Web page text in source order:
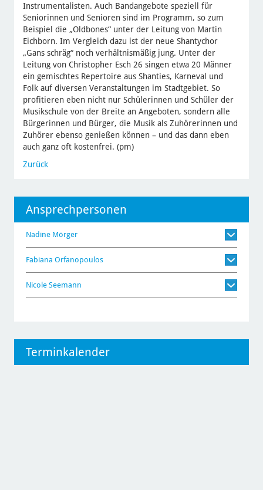
Instrumentalisten. Auch Bandangebote speziell für
Seniorinnen und Senioren sind im Programm, so zum
Beispiel die „Oldbones“ unter der Leitung von Martin
Eichborn. Im Vergleich dazu ist der neue Shantychor
„Gans schräg“ noch verhältnismäßig jung. Unter der
Leitung von Christopher Esch 26 singen etwa 20 Männer
ein gemischtes Repertoire aus Shanties, Karneval und
Folk auf diversen Veranstaltungen im Stadtgebiet. So
profitieren eben nicht nur Schülerinnen und Schüler der
Musikschule von der Breite an Angeboten, sondern alle
Bürgerinnen und Bürger, die Musik als Zuhörerinnen und
Zuhörer ebenso genießen können – und das dann eben
auch ganz oft kostenfrei. (pm)
Zurück
Ansprechpersonen
Nadine Mörger
Fabiana Orfanopoulos
Nicole Seemann
Terminkalender